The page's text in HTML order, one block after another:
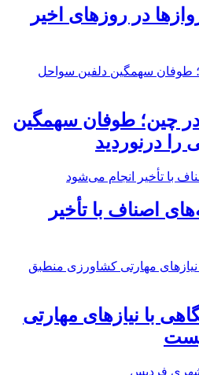
در روزهای اخیر
چین؛ طوفان سهمگین
درنوردید
اصناف با تأخیر
با نیازهای مهارتی